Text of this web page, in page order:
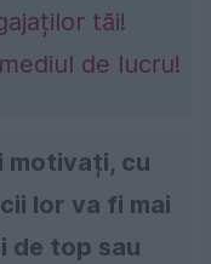
tăi!
de lucru!
motivați, cu
lor va fi mai
de top sau